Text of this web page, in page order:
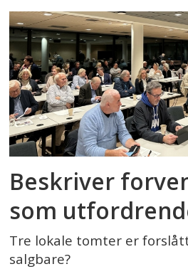
Beskriver
som
Tre lokale tomter er
salgbare?